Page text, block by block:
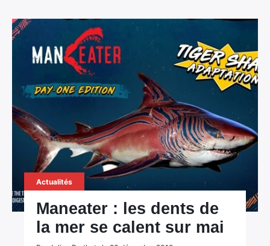
Actualités
Maneater : les dents de
la mer se calent sur mai